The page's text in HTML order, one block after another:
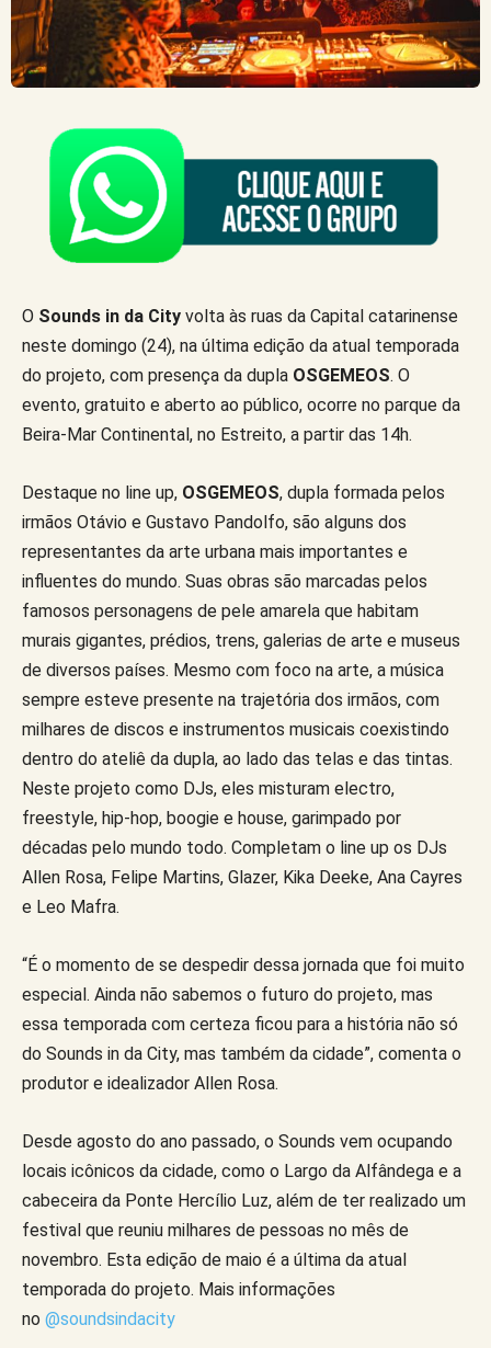
O Sounds in da City volta às ruas da Capital catarinense
neste domingo (24), na última edição da atual temporada
do projeto, com presença da dupla OSGEMEOS. O
evento, gratuito e aberto ao público, ocorre no parque da
Beira-Mar Continental, no Estreito, a partir das 14h.
Destaque no line up, OSGEMEOS, dupla formada pelos
irmãos Otávio e Gustavo Pandolfo, são alguns dos
representantes da arte urbana mais importantes e
influentes do mundo. Suas obras são marcadas pelos
famosos personagens de pele amarela que habitam
murais gigantes, prédios, trens, galerias de arte e museus
de diversos países. Mesmo com foco na arte, a música
sempre esteve presente na trajetória dos irmãos, com
milhares de discos e instrumentos musicais coexistindo
dentro do ateliê da dupla, ao lado das telas e das tintas.
Neste projeto como DJs, eles misturam electro,
freestyle, hip-hop, boogie e house, garimpado por
décadas pelo mundo todo. Completam o line up os DJs
Allen Rosa, Felipe Martins, Glazer, Kika Deeke, Ana Cayres
e Leo Mafra.
“É o momento de se despedir dessa jornada que foi muito
especial. Ainda não sabemos o futuro do projeto, mas
essa temporada com certeza ficou para a história não só
do Sounds in da City, mas também da cidade”, comenta o
produtor e idealizador Allen Rosa.
Desde agosto do ano passado, o Sounds vem ocupando
locais icônicos da cidade, como o Largo da Alfândega e a
cabeceira da Ponte Hercílio Luz, além de ter realizado um
festival que reuniu milhares de pessoas no mês de
novembro. Esta edição de maio é a última da atual
temporada do projeto. Mais informações
no @soundsindacity